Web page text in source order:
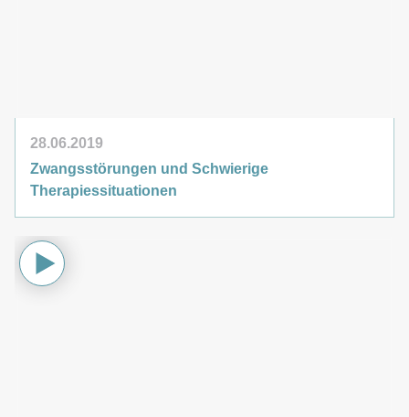
28.06.2019
Zwangsstörungen und Schwierige
Therapiessituationen